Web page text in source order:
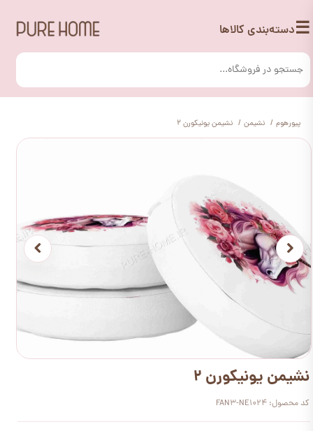
☰دسته‌بندی کالاها
پیورهوم نشیمن نشیمن یونیکورن 2
نشیمن یونیکورن 2
کد محصول: FAN3-NE1024